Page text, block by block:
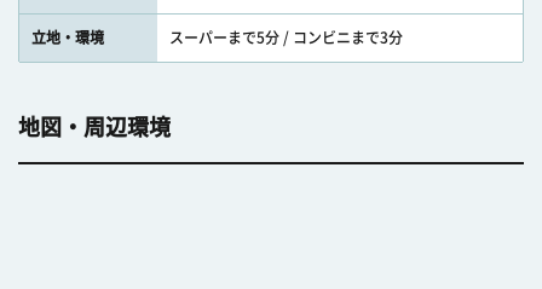
立地・環境 スーパーまで5分 / コンビニまで3分
地図・周辺環境